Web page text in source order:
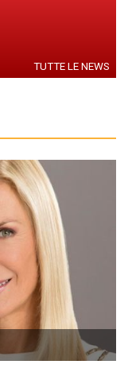
TUTTE LE NEWS